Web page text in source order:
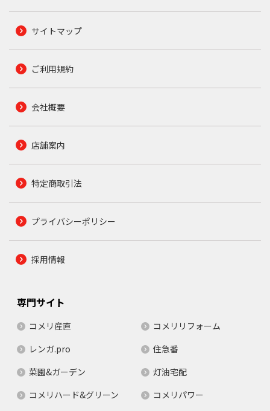
サイトマップ
ご利用規約
会社概要
店舗案内
特定商取引法
プライバシーポリシー
採用情報
専門サイト
コメリ産直
コメリリフォーム
レンガ.pro
住急番
菜園&ガーデン
灯油宅配
コメリハード&グリーン
コメリパワー